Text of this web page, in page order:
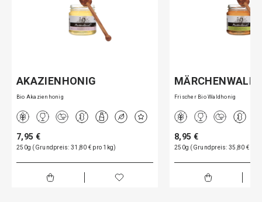
AKAZIENHONIG
Bio Akazienhonig
7,95 €
250g (Grundpreis: 31,80 € pro 1kg)
MÄRCHENWALD
Frischer Bio Waldhonig
8,95 €
250g (Grundpreis: 35,80 € pro